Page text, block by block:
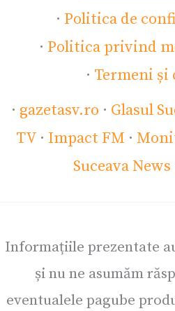
· Politica de
· Politica privind
· Termeni
· gazetasv.ro · Glasul
TV · Impact FM ·
Suceava News
Informațiile prezentate
și nu ne asumăm
eventualele pagube